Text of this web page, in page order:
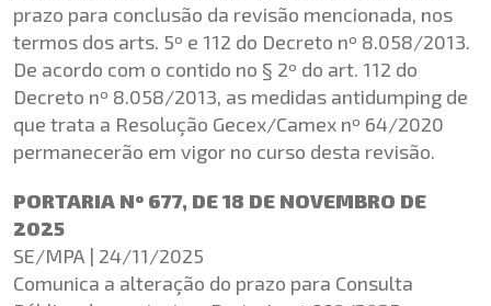
prazo para conclusão da revisão mencionada, nos
termos dos arts. 5º e 112 do Decreto nº 8.058/2013.
De acordo com o contido no § 2º do art. 112 do
Decreto nº 8.058/2013, as medidas antidumping de
que trata a Resolução Gecex/Camex nº 64/2020
permanecerão em vigor no curso desta revisão.
PORTARIA Nº 677, DE 18 DE NOVEMBRO DE
2025
SE/MPA | 24/11/2025
Comunica a alteração do prazo para Consulta